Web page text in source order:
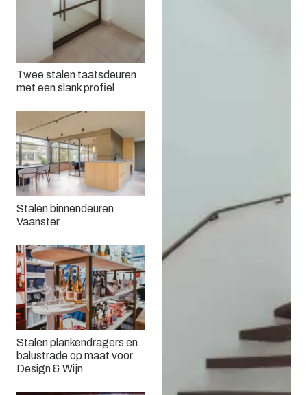
Twee stalen taatsdeuren
met een slank profiel
Stalen binnendeuren
Vaanster
Stalen plankendragers en
balustrade op maat voor
Design & Wijn